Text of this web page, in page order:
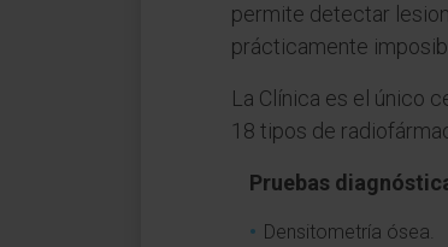
permite detectar
prácticamente
La Clínica es el único
18 tipos de
Pruebas
Densitometría ósea.